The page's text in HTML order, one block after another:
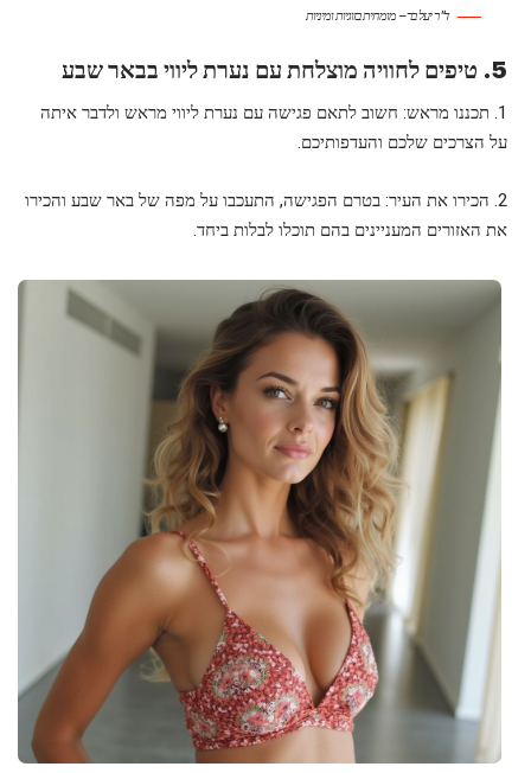
ד"ר יעל בר – מומחית בזוגיות ומיניות
5. טיפים לחוויה מוצלחת עם נערת ליווי בבאר שבע
1. תכננו מראש: חשוב לתאם פגישה עם נערת ליווי מראש ולדבר איתה
על הצרכים שלכם והעדפותיכם.
2. הכירו את העיר: בטרם הפגישה, התעכבו על מפה של באר שבע והכירו
את האזורים המעניינים בהם תוכלו לבלות ביחד.